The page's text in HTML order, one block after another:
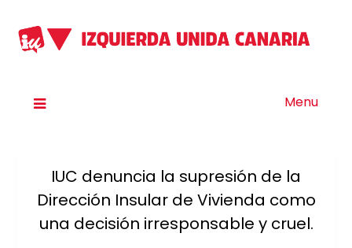
Menu
IUC denuncia la supresión de la
Dirección Insular de Vivienda como
una decisión irresponsable y cruel.